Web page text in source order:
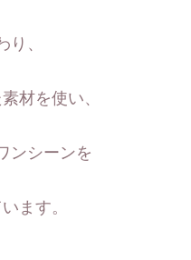
、
材を使い、
ンシーンを
ます。